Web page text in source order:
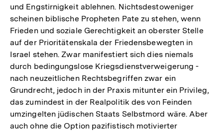
und Engstirnigkeit ablehnen. Nichtsdestoweniger
scheinen biblische Propheten Pate zu stehen, wenn
Frieden und soziale Gerechtigkeit an oberster Stelle
auf der Prioritätenskala der Friedensbewegten in
Israel stehen. Zwar manifestiert sich dies niemals
durch bedingungslose Kriegsdienstverweigerung -
nach neuzeitlichen Rechtsbegriffen zwar ein
Grundrecht, jedoch in der Praxis mitunter ein Privileg,
das zumindest in der Realpolitik des von Feinden
umzingelten jüdischen Staats Selbstmord wäre. Aber
auch ohne die Option pazifistisch motivierter